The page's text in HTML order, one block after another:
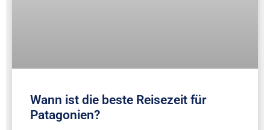
Wann ist die beste Reisezeit für
Patagonien?